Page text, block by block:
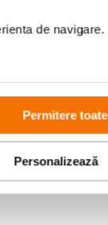
de
Permitere toate
Personalizează